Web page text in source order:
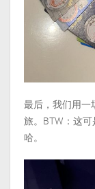
最后，我们用一
旅。BTW：这
哈。